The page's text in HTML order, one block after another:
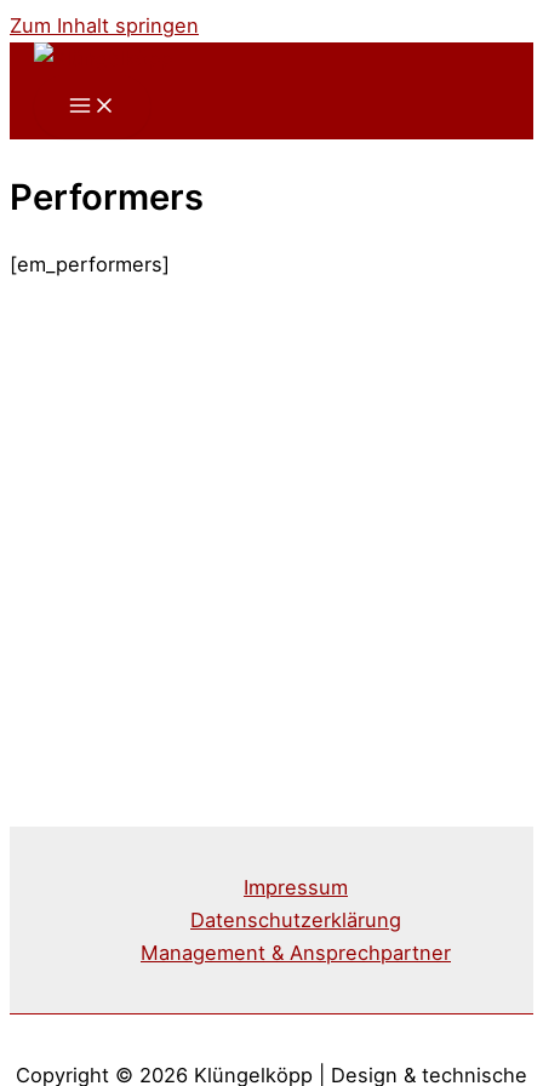
Zum Inhalt springen
Performers
[em_performers]
Impressum
Datenschutzerklärung
Management & Ansprechpartner
Copyright © 2026 Klüngelköpp | Design & technische